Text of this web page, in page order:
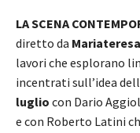
LA SCENA
diretto da
lavori che esplorano
incentrati sull’idea
luglio con Dario
e con Roberto Latini